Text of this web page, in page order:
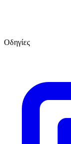
Οδηγίες